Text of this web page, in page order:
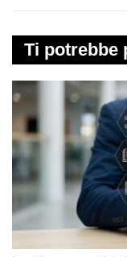
Ti potrebbe